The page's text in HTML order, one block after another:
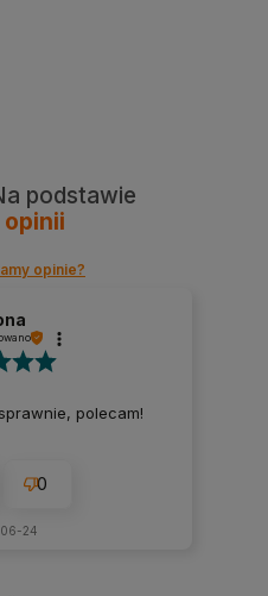
podstawie
opinii
opinie?
polecam!
0
24